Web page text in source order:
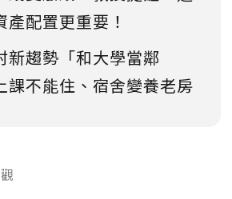
產配置更重要！
新趨勢「和大學當鄰
課不能住、宿舍變養老房